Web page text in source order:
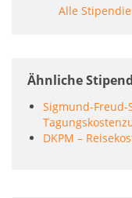
Alle
Ähnliche
Sigmund-Freud-
DKPM –